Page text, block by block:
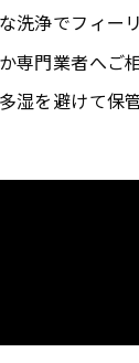
浄でフィー
門業者へご
を避けて保